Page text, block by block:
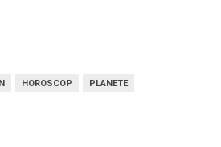
HOROSCOP
PLANETE